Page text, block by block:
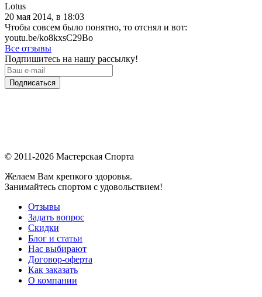
Lotus
20 мая 2014, в 18:03
Чтобы совсем было понятно, то отснял и вот:
youtu.be/ko8kxsC29Bo
Все отзывы
Подпишитесь на нашу рассылку!
Подписаться
© 2011-2026 Мастерская Спорта
Желаем Вам крепкого здоровья.
Занимайтесь спортом с удовольствием!
Отзывы
Задать вопрос
Скидки
Блог и статьи
Нас выбирают
Договор-оферта
Как заказать
О компании